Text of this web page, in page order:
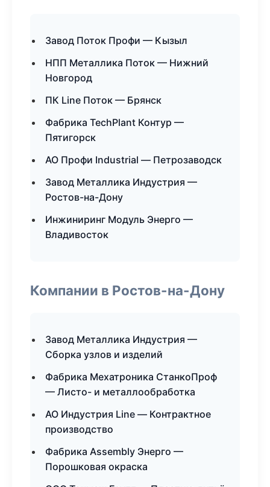
Завод Поток Профи — Кызыл
НПП Металлика Поток — Нижний
Новгород
ПК Line Поток — Брянск
Фабрика TechPlant Контур —
Пятигорск
АО Профи Industrial — Петрозаводск
Завод Металлика Индустрия —
Ростов-на-Дону
Инжиниринг Модуль Энерго —
Владивосток
Компании в Ростов-на-Дону
Завод Металлика Индустрия —
Сборка узлов и изделий
Фабрика Мехатроника СтанкоПроф
— Листо- и металлообработка
АО Индустрия Line — Контрактное
производство
Фабрика Assembly Энерго —
Порошковая окраска